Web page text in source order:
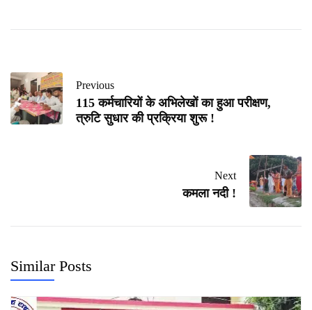
Previous
115 कर्मचारियों के अभिलेखों का हुआ परीक्षण,
त्रुटि सुधार की प्रक्रिया शुरू !
Next
कमला नदी !
Similar Posts